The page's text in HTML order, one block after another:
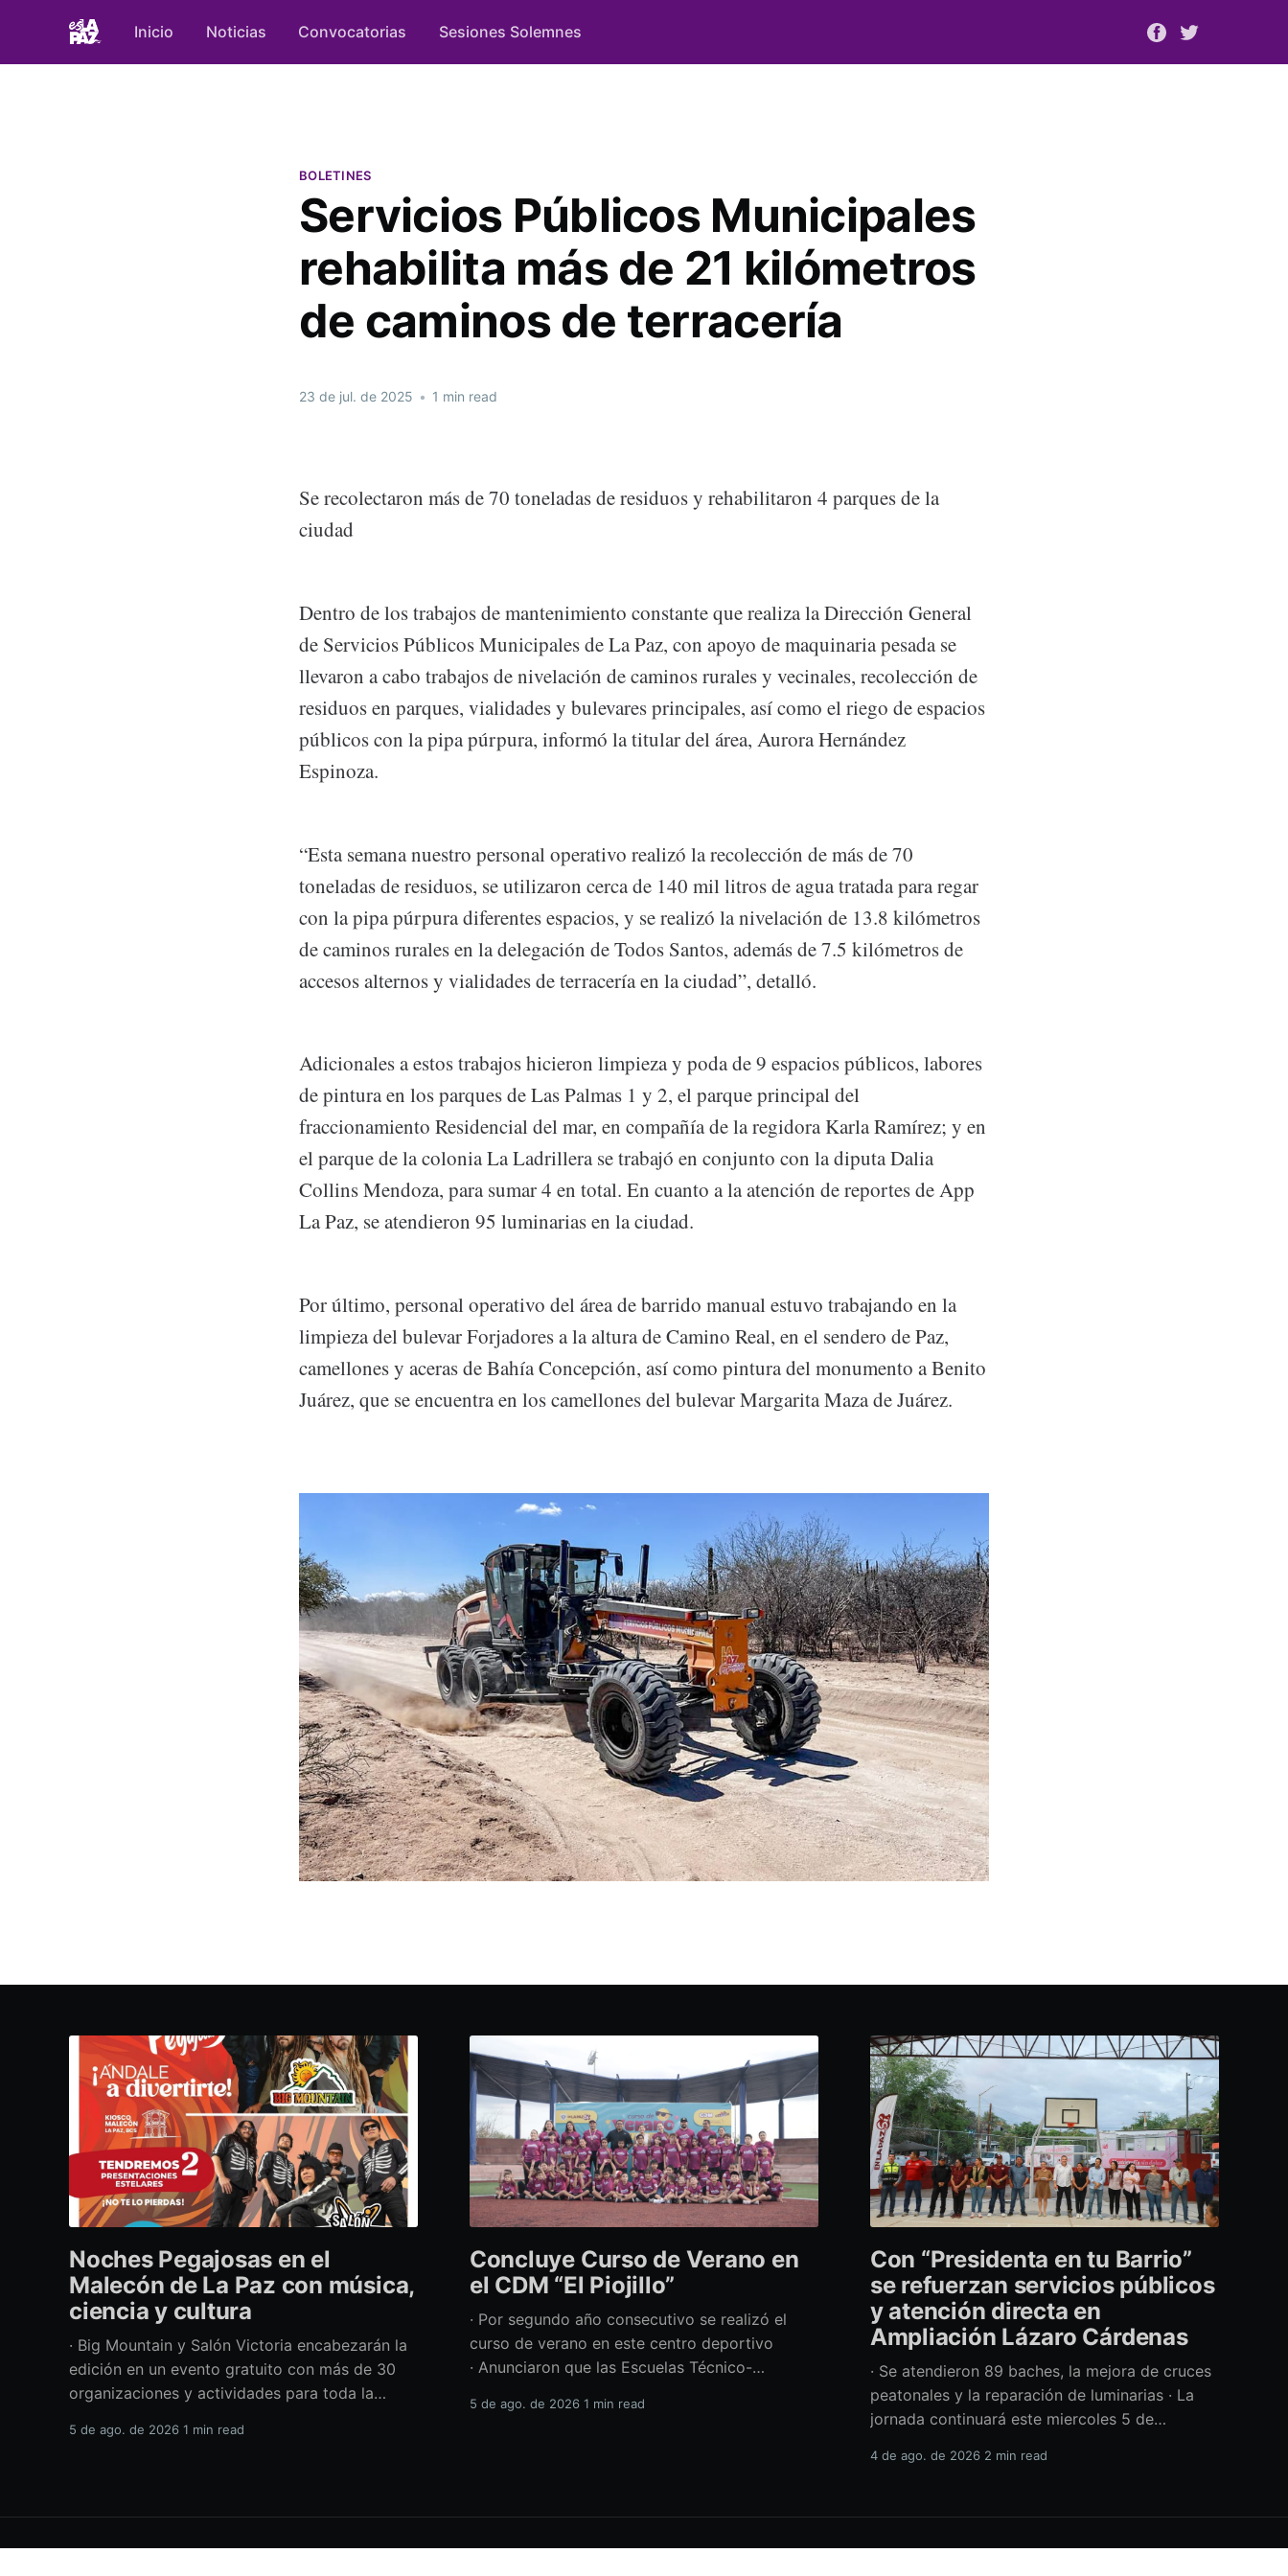
Inicio Noticias Convocatorias Sesiones Solemnes
BOLETINES
Servicios Públicos Municipales
rehabilita más de 21 kilómetros
de caminos de terracería
23 de jul. de 2025 • 1 min read
Se recolectaron más de 70 toneladas de residuos y rehabilitaron 4 parques de la
ciudad
Dentro de los trabajos de mantenimiento constante que realiza la Dirección General
de Servicios Públicos Municipales de La Paz, con apoyo de maquinaria pesada se
llevaron a cabo trabajos de nivelación de caminos rurales y vecinales, recolección de
residuos en parques, vialidades y bulevares principales, así como el riego de espacios
públicos con la pipa púrpura, informó la titular del área, Aurora Hernández
Espinoza.
“Esta semana nuestro personal operativo realizó la recolección de más de 70
toneladas de residuos, se utilizaron cerca de 140 mil litros de agua tratada para regar
con la pipa púrpura diferentes espacios, y se realizó la nivelación de 13.8 kilómetros
de caminos rurales en la delegación de Todos Santos, además de 7.5 kilómetros de
accesos alternos y vialidades de terracería en la ciudad”, detalló.
Adicionales a estos trabajos hicieron limpieza y poda de 9 espacios públicos, labores
de pintura en los parques de Las Palmas 1 y 2, el parque principal del
fraccionamiento Residencial del mar, en compañía de la regidora Karla Ramírez; y en
el parque de la colonia La Ladrillera se trabajó en conjunto con la diputa Dalia
Collins Mendoza, para sumar 4 en total. En cuanto a la atención de reportes de App
La Paz, se atendieron 95 luminarias en la ciudad.
Por último, personal operativo del área de barrido manual estuvo trabajando en la
limpieza del bulevar Forjadores a la altura de Camino Real, en el sendero de Paz,
camellones y aceras de Bahía Concepción, así como pintura del monumento a Benito
Juárez, que se encuentra en los camellones del bulevar Margarita Maza de Juárez.
Noches Pegajosas en el
Malecón de La Paz con música,
ciencia y cultura
· Big Mountain y Salón Victoria encabezarán la
edición en un evento gratuito con más de 30
organizaciones y actividades para toda la
en vivo, divulgación científica y actividades
5 de ago. de 2026 1 min read
Concluye Curso de Verano en
el CDM “El Piojillo”
· Por segundo año consecutivo se realizó el
curso de verano en este centro deportivo
· Anunciaron que las Escuelas Técnico-
actividades el próximo 24 de agosto Con una
5 de ago. de 2026 1 min read
Con “Presidenta en tu Barrio”
se refuerzan servicios públicos
y atención directa en
Ampliación Lázaro Cárdenas
· Se atendieron 89 baches, la mejora de cruces
peatonales y la reparación de luminarias · La
jornada continuará este miercoles 5 de
ante la temporada de lluvias Con el retiro de
además de la atención de casi 450
4 de ago. de 2026 2 min read